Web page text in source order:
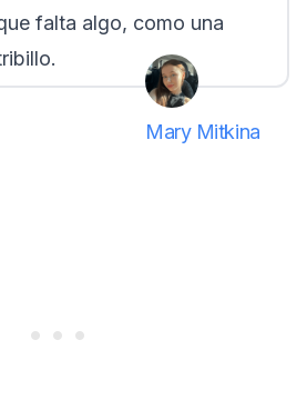
falta algo, como una
Mary Mitkina